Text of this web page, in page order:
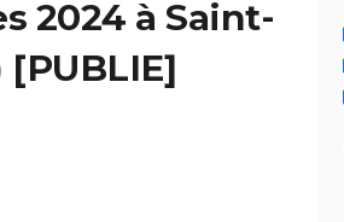
2024 à Saint-
[PUBLIE]